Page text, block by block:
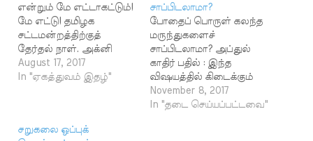
என்றும் மே எட்டாகட்டும்!
மே எட்டு! தமிழக
சட்டமன்றத்திற்குத்
தேர்தல் நாள். அக்னி
நட்சத்திர
வெயிலைப்போன்று
வாக்குச் சாவடிக்குஅணி
August 17, 2017
In "ஏகத்துவம் இதழ்"
சாப்பிடலாமா?
போதைப் பொருள் கலந்த
மருந்துகளைச்
சாப்பிடலாமா? அப்துல்
காதிர் பதில் : இந்த
விஷயத்தில் கிடைக்கும்
ஆதாரங்கள்
மேலோட்டமாகப் பார்க்கும்
November 8, 2017
In "தடை செய்யப்பட்டவை"
சறுகலை ஒப்புக்